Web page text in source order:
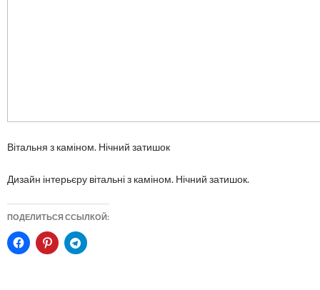
Вітальня з каміном. Нічний затишок
Дизайн інтерьєру вітальні з каміном. Нічний затишок.
ПОДЕЛИТЬСЯ ССЫЛКОЙ: